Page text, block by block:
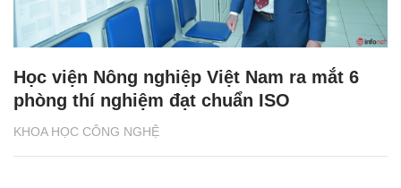
KHOA HỌC CÔNG NGHỆ
Học viện Nông nghiệp Việt Nam ra mắt 6
phòng thí nghiệm đạt chuẩn ISO